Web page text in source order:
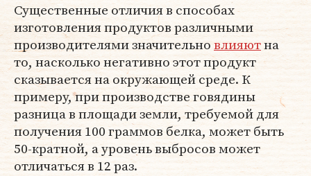
Существенные отличия в способах
изготовления продуктов различными
производителями значительновлияютна
то, насколько негативно этот продукт
сказывается на окружающей среде. К
примеру, при производстве говядины
разница в площади земли, требуемой для
получения 100 граммов белка, может быть
50-кратной, а уровень выбросов может
отличаться в 12 раз.